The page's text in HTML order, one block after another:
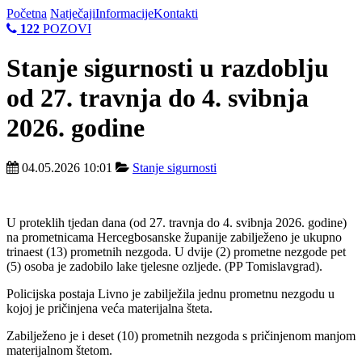
Početna NatječajiInformacijeKontakti
122 POZOVI
Stanje sigurnosti u razdoblju
od 27. travnja do 4. svibnja
2026. godine
04.05.2026 10:01 Stanje sigurnosti
U proteklih tjedan dana (od 27. travnja do 4. svibnja 2026. godine)
na prometnicama Hercegbosanske županije zabilježeno je ukupno
trinaest (13) prometnih nezgoda. U dvije (2) prometne nezgode pet
(5) osoba je zadobilo lake tjelesne ozljede. (PP Tomislavgrad).
Policijska postaja Livno je zabilježila jednu prometnu nezgodu u
kojoj je pričinjena veća materijalna šteta.
Zabilježeno je i deset (10) prometnih nezgoda s pričinjenom manjom
materijalnom štetom.